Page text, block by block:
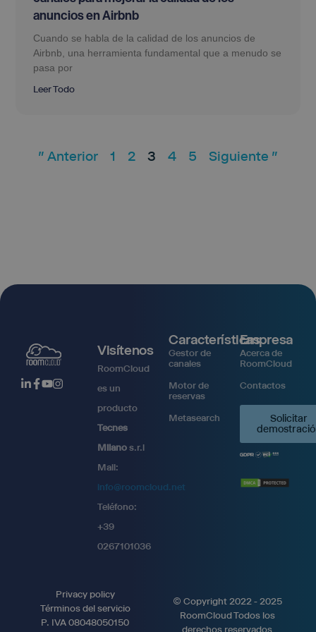
anuncios en Airbnb
Cuando se habla de la calidad de los anuncios de
Airbnb, una herramienta fundamental que a menudo se
pasa por
Leer Todo
" Anterior 1 2 3 4 5 Siguiente "
Visítenos
RoomCloud
es un
producto
Tecnes
Milanos.r.l
Mail:
info@roomcloud.net
Teléfono:
+39
0267101036
Características
Gestor de
canales
Motor de
reservas
Metasearch
Empresa
Acerca de
RoomCloud
Contactos
Solicitar
© Copyright 2022 - 2025
RoomCloud Todos los
derechos reservados
Privacy policy
Términos del servicio
P. IVA 08048050150